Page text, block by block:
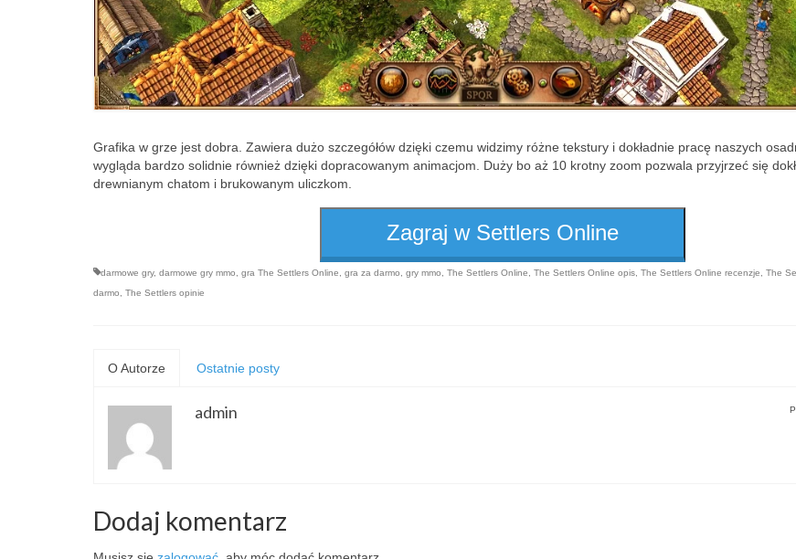
Grafika w grze jest dobra. Zawiera dużo szczegółów dzięki czemu widzimy różne tekstury i dokładnie pracę naszych
wygląda bardzo solidnie również dzięki dopracowanym animacjom. Duży bo aż 10 krotny zoom pozwala przyjrzeć się
drewnianym chatom i brukowanym uliczkom.
Zagraj w Settlers Online
darmowe gry, darmowe gry mmo gra The Settlers Online gra za darmo gry mmo The Settlers Online The Settlers Online opis The Settlers Online recenzje
The
darmo
The Settlers opinie
O Autorze Ostatnie posty
admin
Dodaj komentarz